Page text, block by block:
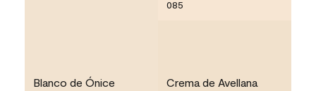
Blanco de Ónice
085
Crema de Avellana